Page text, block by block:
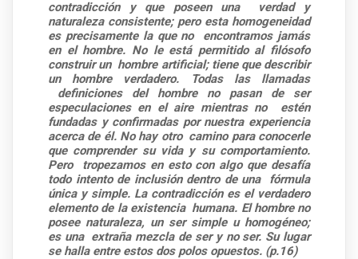
contradicción y que poseen una verdad y
naturaleza consistente; pero esta homogeneidad
es precisamente la que no encontramos jamás
en el hombre. No le está permitido al filósofo
construir un hombre artificial; tiene que describir
un hombre verdadero. Todas las llamadas
definiciones del hombre no pasan de ser
especulaciones en el aire mientras no estén
fundadas y confirmadas por nuestra experiencia
acerca de él. No hay otro camino para conocerle
que comprender su vida y su comportamiento.
Pero tropezamos en esto con algo que desafía
todo intento de inclusión dentro de una fórmula
única y simple. La contradicción es el verdadero
elemento de la existencia humana. El hombre no
posee naturaleza, un ser simple u homogéneo;
es una extraña mezcla de ser y no ser. Su lugar
se halla entre estos dos polos opuestos. (p.16)